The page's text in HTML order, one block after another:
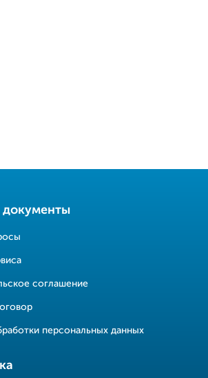
соглашение
персональных данных